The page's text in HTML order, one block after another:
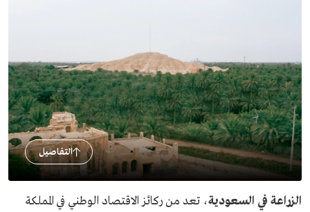
التفاصيل
الزراعة في السعودية، تعد من ركائز الاقتصاد الوطني في المملكة